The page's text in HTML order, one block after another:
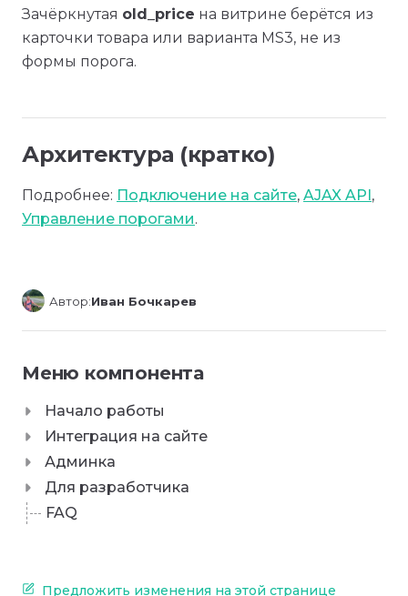
Зачёркнутая old_price на витрине берётся из
карточки товара или варианта MS3, не из
формы порога.
Архитектура (кратко)
Подробнее: Подключение на сайте, AJAX API,
Управление порогами.
Автор:Иван Бочкарев
Меню компонента
Начало работы
Интеграция на сайте
Админка
Для разработчика
FAQ
Предложить изменения на этой странице